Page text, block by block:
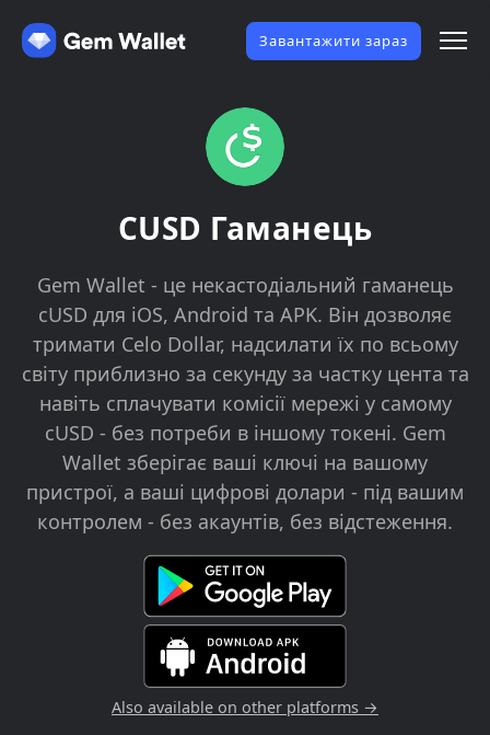
Завантажити зараз
CUSD Гаманець
Gem Wallet - це некастодіальний гаманець
cUSD для iOS, Android та APK. Він дозволяє
тримати Celo Dollar, надсилати їх по всьому
світу приблизно за секунду за частку цента та
навіть сплачувати комісії мережі у самому
cUSD - без потреби в іншому токені. Gem
Wallet зберігає ваші ключі на вашому
пристрої, а ваші цифрові долари - під вашим
контролем - без акаунтів, без відстеження.
Also available on other platforms →